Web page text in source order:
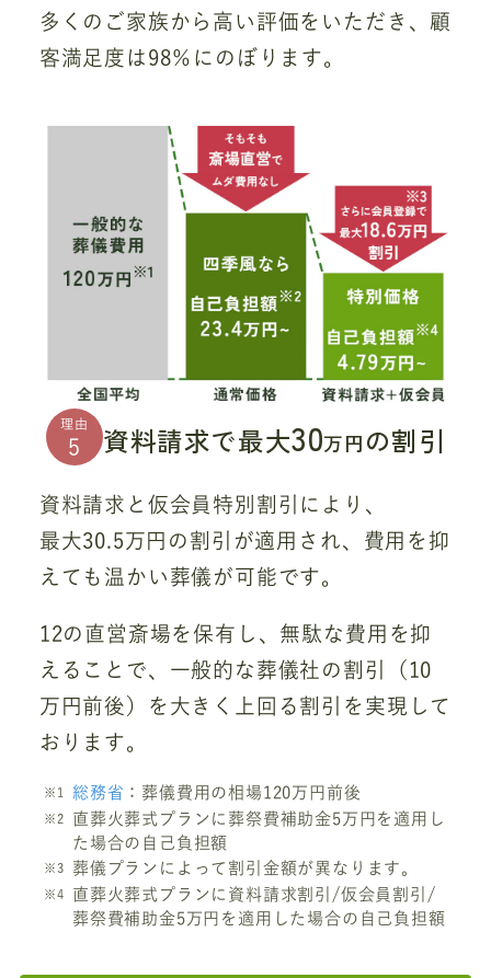
多くのご家族から高い評価をいただき、顧
客満足度は98％にのぼります。
理由
5 資料請求で最大30万円 の割引
資料請求と仮会員特別割引により、
最大30.5万円の割引が適用され、費用を抑
えても温かい葬儀が可能です。
12の直営斎場を保有し、無駄な費用を抑
えることで、一般的な葬儀社の割引（10
万円前後）を大きく上回る割引を実現して
おります。
総務省 ：葬儀費用の相場120万円前後
直葬火葬式プランに葬祭費補助金5万円を適用し
た場合の自己負担額
葬儀プランによって割引金額が異なります。
直葬火葬式プランに資料請求割引/仮会員割引/
葬祭費補助金5万円を適用した場合の自己負担額